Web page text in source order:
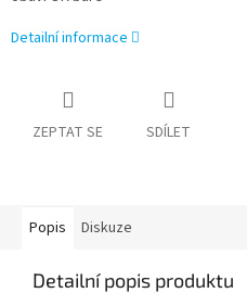
Detailní informace
ZEPTAT SE SDÍLET
Popis Diskuze
Detailní popis produktu